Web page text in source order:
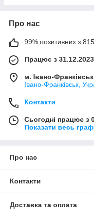
Про нас
99% позитивних з 815
Працює з 31.12.2023
м. Івано-Франківськ
Івано-Франківськ,
Контакти
Сьогодні працює з
Показати весь
Про нас
Контакти
Доставка та оплата